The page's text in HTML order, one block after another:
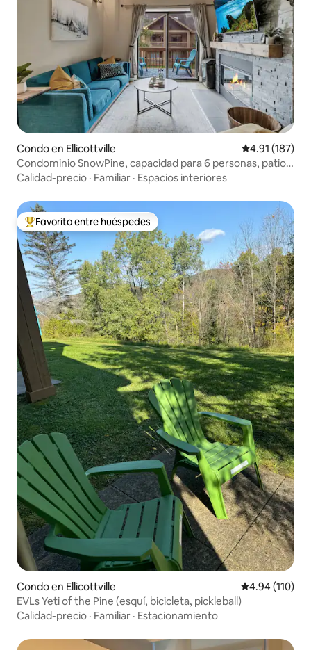
Condo en Ellicottville Calificación
4.91 (187)
Condominio SnowPine, capacidad para 6 personas, patio,
aire acondicionado
Calidad-precio · Familiar · Espacios interiores
Favorito entre huéspedes preferido
Favorito entre huéspedes
Condo en Ellicottville Calificación
4.94 (110)
EVLs Yeti of the Pine (esquí, bicicleta, pickleball)
Calidad-precio · Familiar · Estacionamiento